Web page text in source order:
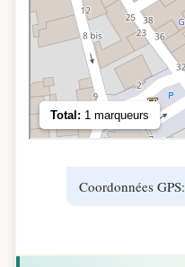
Coordonnées GPS: